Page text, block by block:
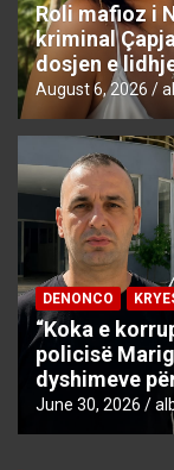
Roli mafioz i
kriminal
dosjen e
August 6, 2026
DENONCO
“Koka e
policisë
dyshimeve
June 30, 2026